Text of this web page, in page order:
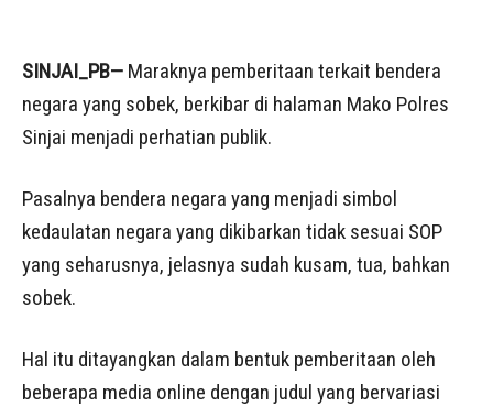
SINJAI_PB— Maraknya pemberitaan terkait bendera
negara yang sobek, berkibar di halaman Mako Polres
Sinjai menjadi perhatian publik.
Pasalnya bendera negara yang menjadi simbol
kedaulatan negara yang dikibarkan tidak sesuai SOP
yang seharusnya, jelasnya sudah kusam, tua, bahkan
sobek.
Hal itu ditayangkan dalam bentuk pemberitaan oleh
beberapa media online dengan judul yang bervariasi